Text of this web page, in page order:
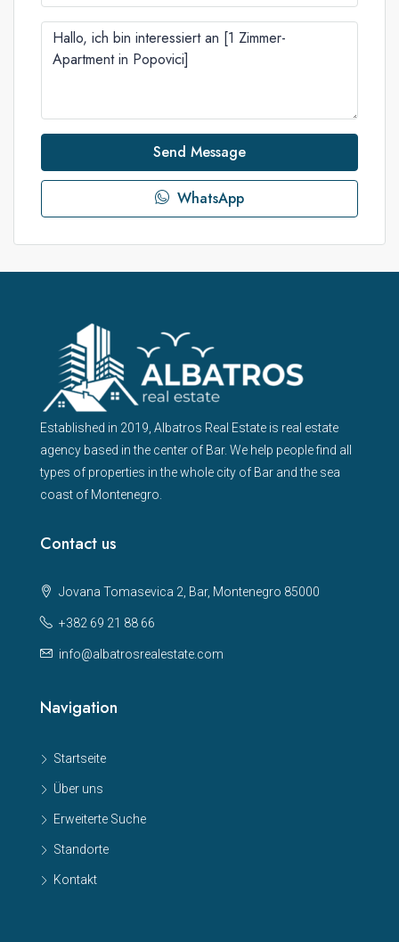
Send Message
WhatsApp
Established in 2019, Albatros Real Estate is real estate
agency based in the center of Bar. We help people find all
types of properties in the whole city of Bar and the sea
coast of Montenegro.
Contact us
Jovana Tomasevica 2, Bar, Montenegro 85000
+382 69 21 88 66
info@albatrosrealestate.com
Navigation
Startseite
Über uns
Erweiterte Suche
Standorte
Kontakt